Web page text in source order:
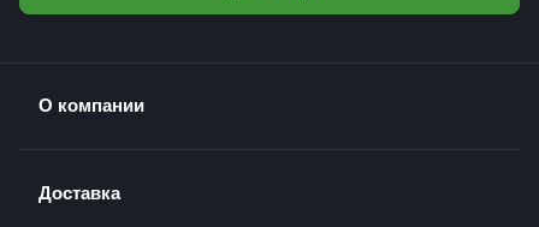
О компании
Доставка